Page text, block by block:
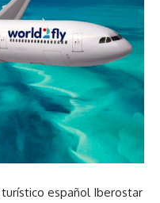
español Iberostar